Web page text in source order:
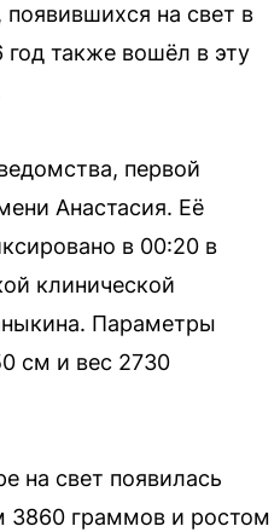
на свет в
также вошёл в эту
первой
Анастасия. Её
в 00:20 в
клинической
Параметры
см и вес 2730
на свет появилась
3860 граммов и ростом